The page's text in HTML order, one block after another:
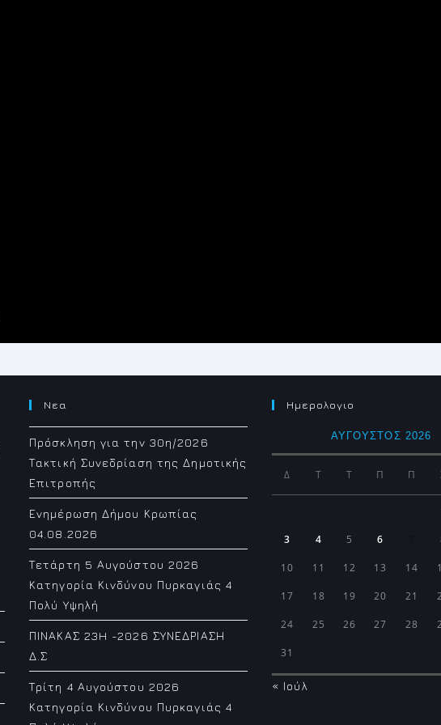
Νεα
Πρόσκληση για την 30η/2026
Τακτική Συνεδρίαση της Δημοτικής
Επιτροπής
Ενημέρωση Δήμου Κρωπίας
04.08.2026
Τετάρτη 5 Αυγούστου 2026
Κατηγορία Κινδύνου Πυρκαγιάς 4
Πολύ Υψηλή
ΠΙΝΑΚΑΣ 23H -2026 ΣΥΝΕΔΡΙΑΣΗ
Δ.Σ
Τρίτη 4 Αυγούστου 2026
Κατηγορία Κινδύνου Πυρκαγιάς 4
Ημερολογιο
ΑΎΓΟΥΣΤΟΣ 2026
Δ Τ Τ Π Π
3 4 5 6
10 11 12 13 14
17 18 19 20 21
24 25 26 27 28
31
« Ιούλ